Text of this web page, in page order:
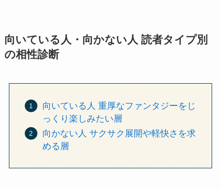
向いている人・向かない人 読者タイプ別
の相性診断
向いている人 重厚なファンタジーをじ
っくり楽しみたい層
向かない人 サクサク展開や軽快さを求
める層